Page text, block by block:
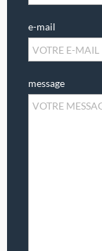
e-mail
message